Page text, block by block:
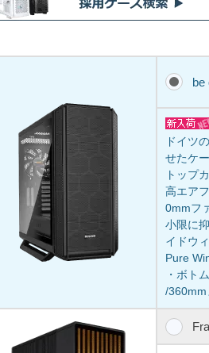
be
ドイツ
せたケー
トップ
高エア
0mmフ
小限に
イドウ
Pure
・ボト
/360mm